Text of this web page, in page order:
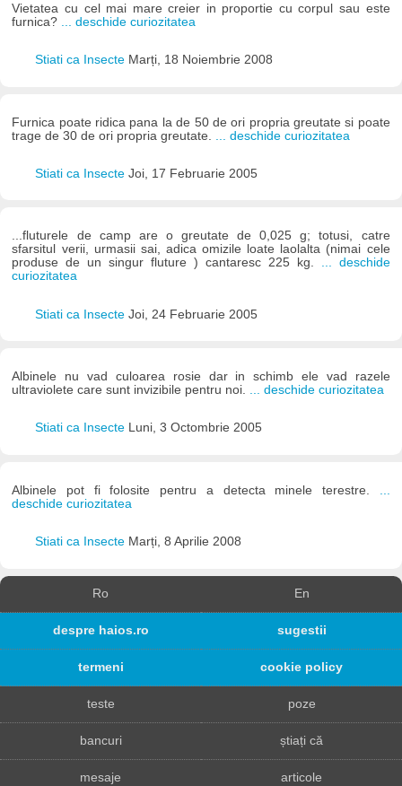
Vietatea cu cel mai mare creier in proportie cu corpul sau este
furnica?
... deschide curiozitatea
Stiati ca Insecte Marți, 18 Noiembrie 2008
Furnica poate ridica pana la de 50 de ori propria greutate si poate
trage de 30 de ori propria greutate.
... deschide curiozitatea
Stiati ca Insecte Joi, 17 Februarie 2005
...fluturele de camp are o greutate de 0,025 g; totusi, catre
sfarsitul verii, urmasii sai, adica omizile loate laolalta (nimai cele
produse de un singur fluture ) cantaresc 225 kg. ... deschide
curiozitatea
Stiati ca Insecte Joi, 24 Februarie 2005
Albinele nu vad culoarea rosie dar in schimb ele vad razele
ultraviolete care sunt invizibile pentru noi. ... deschide curiozitatea
Stiati ca Insecte Luni, 3 Octombrie 2005
Albinele pot fi folosite pentru a detecta minele terestre.
deschide curiozitatea
Stiati ca Insecte Marți, 8 Aprilie 2008
Ro En
despre haios.ro sugestii
termeni cookie policy
teste poze
bancuri știați că
mesaje articole